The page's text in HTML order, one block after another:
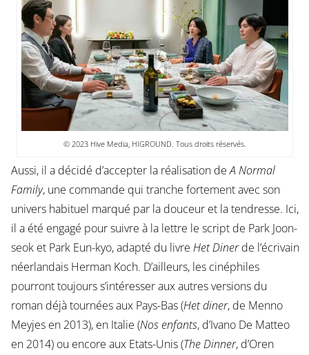
© 2023 Hive Media, HIGROUND. Tous droits réservés.
Aussi, il a décidé d’accepter la réalisation deA Normal
Family, une commande qui tranche fortement avec son
univers habituel marqué par la douceur et la tendresse. Ici,
il a été engagé pour suivre à la lettre le script de Park Joon-
seok et Park Eun-kyo, adapté du livre Het Dinerde l’écrivain
néerlandais Herman Koch. D’ailleurs, les cinéphiles
pourront toujours s’intéresser aux autres versions du
roman déjà tournées aux Pays-Bas (Het diner, de Menno
Meyjes en 2013), en Italie (Nos enfants, d’Ivano De Matteo
en 2014) ou encore aux Etats-Unis (The Dinner, d’Oren